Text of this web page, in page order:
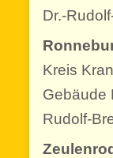
Dr.-
Kreis
Gebäude
Rudolf-